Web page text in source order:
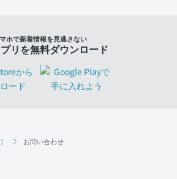
お問い合わせ
ホで新着情報を見逃さない
リを無料ダウンロード